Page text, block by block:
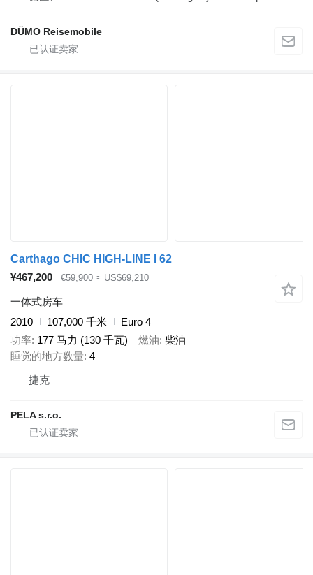
DÜMO Reisemobile
Carthago CHIC HIGH-LINE I 62
¥467,200
€59,900 ≈ US$69,210
一体式房车
2010
107,000 千米
Euro 4
功率 177 马力 (130 千瓦) 燃油 柴油
睡觉的地方数量 4
捷克
PELA s.r.o.